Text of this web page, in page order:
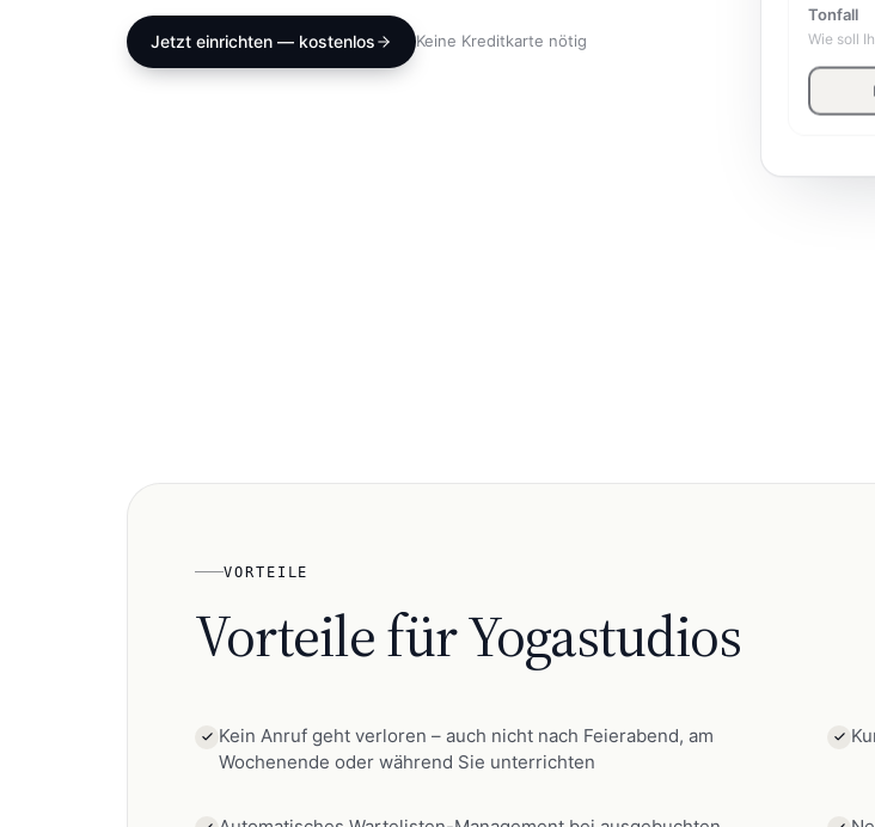
jedes Gespräch live im Dashboard mit.
Jetzt einrichten — kostenlos
Keine Kreditkarte nötig
Tonfall
Wie soll
VORTEILE
Vorteile fürYogastudios
Kein Anruf geht verloren – auch nicht nach Feierabend, am
Wochenende oder während Sie unterrichten